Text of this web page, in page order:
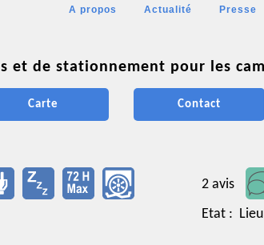
A propos Actualité Presse
et de stationnement pour les
Carte Contact
2 avis
Etat :